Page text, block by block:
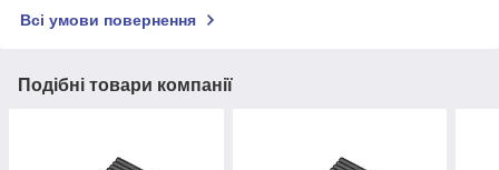
Всі умови повернення
Подібні товари компанії